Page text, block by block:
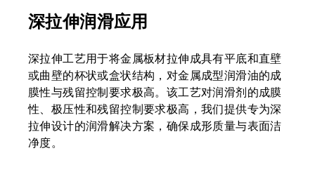
深拉伸润滑应用
深拉伸工艺用于将金属板材拉伸成具有平底和直壁
或曲壁的杯状或盒状结构，对金属成型润滑油的成
膜性与残留控制要求极高。该工艺对润滑剂的成膜
性、极压性和残留控制要求极高，我们提供专为深
拉伸设计的润滑解决方案，确保成形质量与表面洁
净度。